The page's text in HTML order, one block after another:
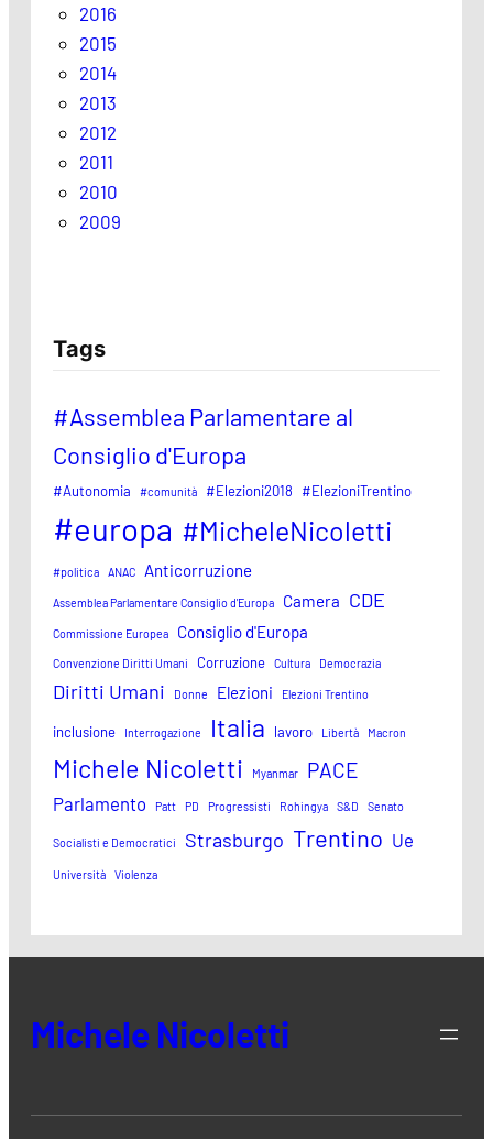
2016
2015
2014
2013
2012
2011
2010
2009
Tags
#Assemblea Parlamentare al
Consiglio d'Europa
#Autonomia #comunità #Elezioni2018 #ElezioniTrentino
#europa #MicheleNicoletti
#politica ANAC Anticorruzione
Assemblea Parlamentare Consiglio d'Europa Camera CDE
Commissione Europea Consiglio d'Europa
Convenzione Diritti Umani Corruzione Cultura Democrazia
Diritti Umani Donne Elezioni Elezioni Trentino
inclusione Interrogazione Italia lavoro Libertà Macron
Michele Nicoletti Myanmar PACE
Parlamento Patt PD Progressisti Rohingya S&D Senato
Socialisti e Democratici Strasburgo Trentino Ue
Università Violenza
Michele Nicoletti